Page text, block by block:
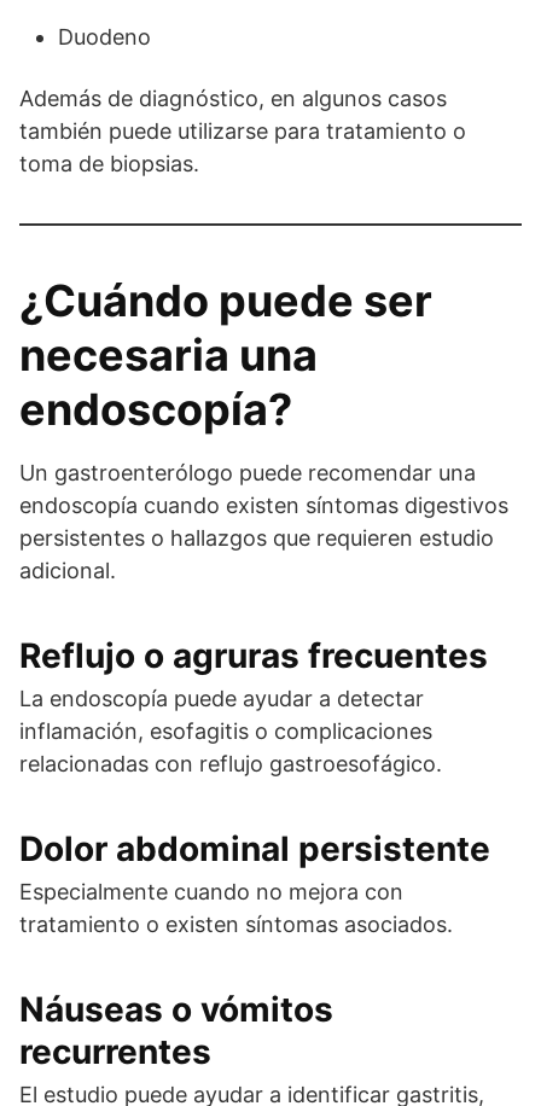
Duodeno
Además de diagnóstico, en algunos casos
también puede utilizarse para tratamiento o
toma de biopsias.
¿Cuándo puede ser
necesaria una
endoscopía?
Un gastroenterólogo puede recomendar una
endoscopía cuando existen síntomas digestivos
persistentes o hallazgos que requieren estudio
adicional.
Reflujo o agruras frecuentes
La endoscopía puede ayudar a detectar
inflamación, esofagitis o complicaciones
relacionadas con reflujo gastroesofágico.
Dolor abdominal persistente
Especialmente cuando no mejora con
tratamiento o existen síntomas asociados.
Náuseas o vómitos
recurrentes
El estudio puede ayudar a identificar gastritis,